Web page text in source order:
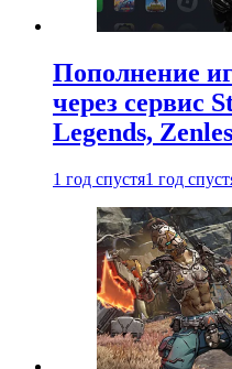
Пополнение
через сервис
Legends,
1 год спустя1 год